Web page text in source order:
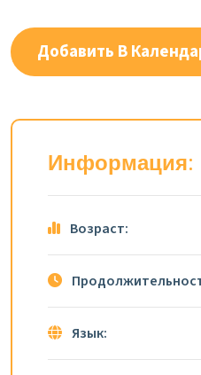
Добавить В
Информация:
Возраст:
Язык: